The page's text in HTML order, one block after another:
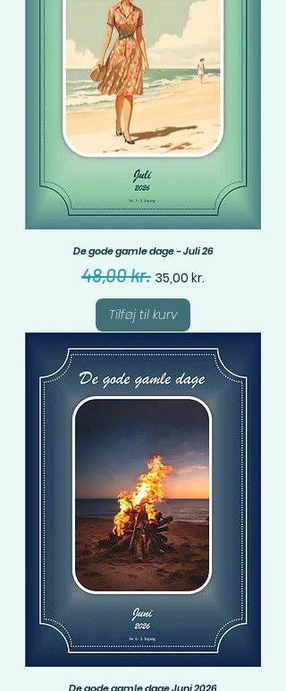
De gode gamle dage - Juli 26
Regulær pris
48,00 kr. Salgspris
35,00 kr.
Tilføj til kurv